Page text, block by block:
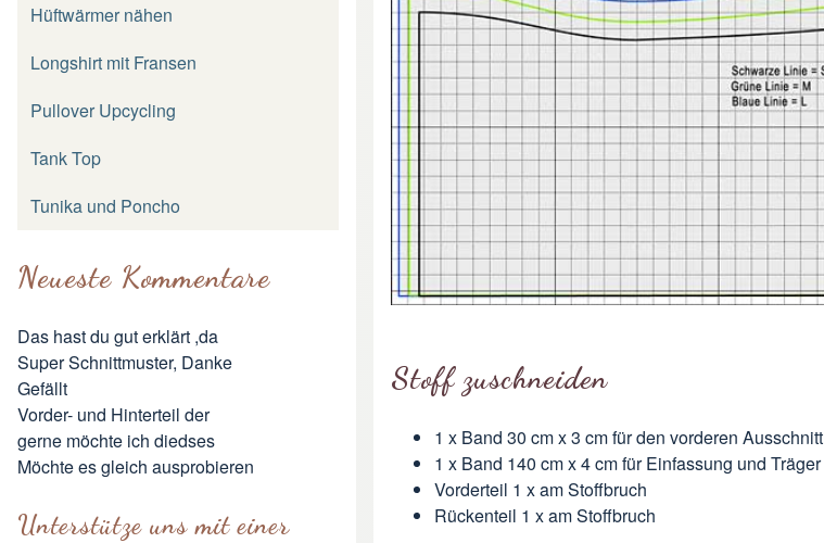
Hüftwärmer nähen
Longshirt mit Fransen
Pullover Upcycling
Tank Top
Tunika und Poncho
Neueste Kommentare
Das hast du gut erklärt ,da
Super Schnittmuster, Danke
Gefällt
Vorder- und Hinterteil der
gerne möchte ich diedses
Möchte es gleich ausprobieren
Unterstütze uns mit einer
Stoff zuschneiden
1 x Band 30 cm x 3 cm für den vorderen Ausschnitt
1 x Band 140 cm x 4 cm für Einfassung und Träger
Vorderteil 1 x am Stoffbruch
Rückenteil 1 x am Stoffbruch